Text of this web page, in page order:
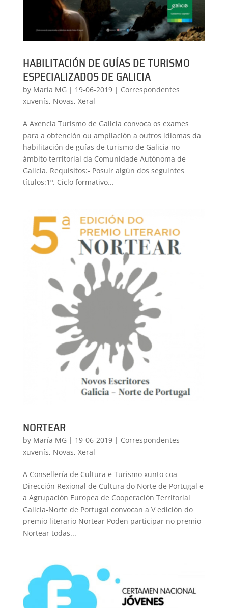
HABILITACIÓN DE GUÍAS DE TURISMO
ESPECIALIZADOS DE GALICIA
by María MG | 19-06-2019| Correspondentes
xuvenís, Novas, Xeral
A Axencia Turismo de Galicia convoca os exames
para a obtención ou ampliación a outros idiomas da
habilitación de guías de turismo de Galicia no
ámbito territorial da Comunidade Autónoma de
Galicia. Requisitos:- Posuír algún dos seguintes
títulos:1º. Ciclo formativo...
NORTEAR
by María MG | 19-06-2019| Correspondentes
xuvenís, Novas, Xeral
A Consellería de Cultura e Turismo xunto coa
Dirección Rexional de Cultura do Norte de Portugal e
a Agrupación Europea de Cooperación Territorial
Galicia-Norte de Portugal convocan a V edición do
premio literario Nortear Poden participar no premio
Nortear todas...